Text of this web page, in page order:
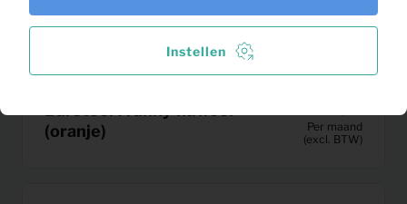
(oranje)
Per maand
(excl. BTW)
Instellen